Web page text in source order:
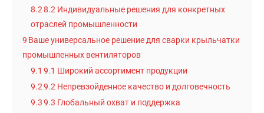
8.28.2 Индивидуальные решения для конкретных
отраслей промышленности
9 Ваше универсальное решение для сварки крыльчатки
промышленных вентиляторов
9.1 9.1 Широкий ассортимент продукции
9.29.2 Непревзойденное качество и долговечность
9.39.3 Глобальный охват и поддержка